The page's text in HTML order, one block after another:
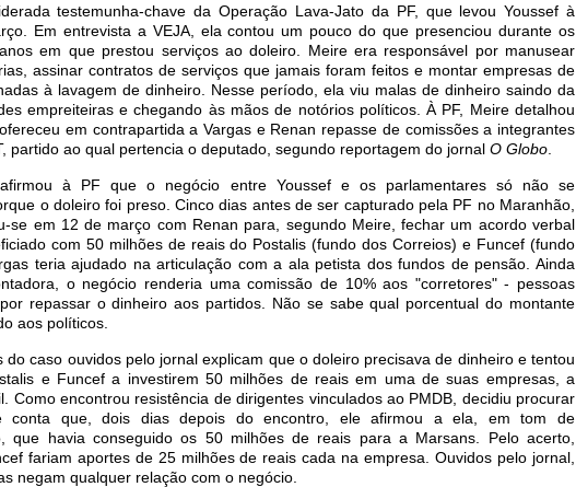
testemunha-chave da Operação Lava-Jato da PF, que levou Youssef à
Em entrevista a VEJA, ela contou um pouco do que presenciou durante os
em que prestou serviços ao doleiro. Meire era responsável por manusear
assinar contratos de serviços que jamais foram feitos e montar empresas de
à lavagem de dinheiro. Nesse período, ela viu malas de dinheiro saindo da
empreiteiras e chegando às mãos de notórios políticos. À PF, Meire detalhou
em contrapartida a Vargas e Renan repasse de comissões a integrantes
partido ao qual pertencia o deputado, segundo reportagem do jornal O Globo
à PF que o negócio entre Youssef e os parlamentares só não se
o doleiro foi preso. Cinco dias antes de ser capturado pela PF no Maranhão,
se em 12 de março com Renan para, segundo Meire, fechar um acordo verbal
com 50 milhões de reais do Postalis (fundo dos Correios) e Funcef (fundo
teria ajudado na articulação com a ala petista dos fundos de pensão. Ainda
o negócio renderia uma comissão de 10% aos "corretores" - pessoas
repassar o dinheiro aos partidos. Não se sabe qual porcentual do montante
aos políticos.
do caso ouvidos pelo jornal explicam que o doleiro precisava de dinheiro e tentou
e Funcef a investirem 50 milhões de reais em uma de suas empresas, a
Como encontrou resistência de dirigentes vinculados ao PMDB, decidiu procurar
conta que, dois dias depois do encontro, ele afirmou a ela, em tom de
que havia conseguido os 50 milhões de reais para a Marsans. Pelo acerto,
fariam aportes de 25 milhões de reais cada na empresa. Ouvidos pelo jornal,
negam qualquer relação com o negócio.